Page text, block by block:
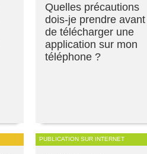
Quelles précautions
dois-je prendre avant
de télécharger une
application sur mon
téléphone ?
PUBLICATION SUR INTERNET